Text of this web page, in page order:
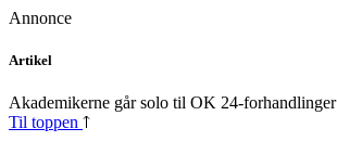
Annonce
Skip
content
Artikel
Akademikerne går solo til OK 24-forhandlinger
Til toppen